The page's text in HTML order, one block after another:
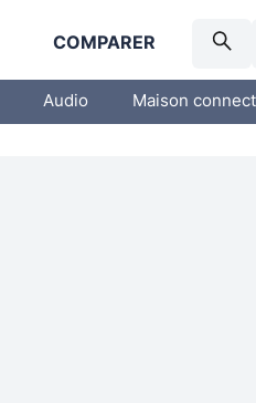
COMPARER
Audio Maison